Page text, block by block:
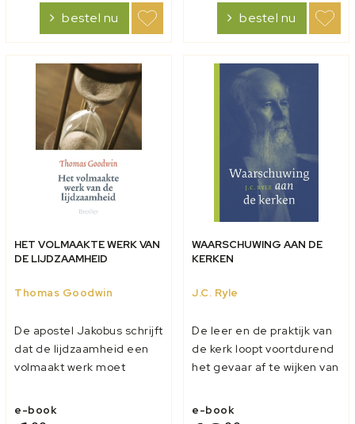
verzameld werk worden
uitgegeven. In De Kerk het
hart van de
wereldgeschiedenis (19...
bestel nu
stam die haar man
vermoord had, en werd
later als schrijfster en...
bestel nu
HET VOLMAAKTE WERK VAN
DE LIJDZAAMHEID
Thomas Goodwin
De apostel Jakobus schrijft
dat de lijdzaamheid een
volmaakt werk moet
wat is lijdzaamheid
e-book
WAARSCHUWING AAN DE
KERKEN
J.C. Ryle
De leer en de praktijk van
de kerk loopt voortdurend
het gevaar af te wijken van
door God gegeven is. Dat
e-book